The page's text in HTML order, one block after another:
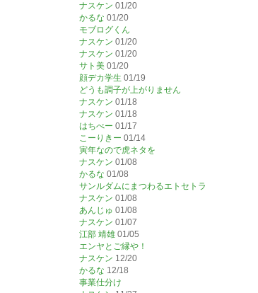
ナスケン 01/20
かるな 01/20
モブログくん
ナスケン 01/20
ナスケン 01/20
サト美 01/20
顔デカ学生 01/19
どうも調子が上がりません
ナスケン 01/18
ナスケン 01/18
はちべー 01/17
こーりきー 01/14
寅年なので虎ネタを
ナスケン 01/08
かるな 01/08
サンルダムにまつわるエトセトラ
ナスケン 01/08
あんじゅ 01/08
ナスケン 01/07
江部 靖雄 01/05
エンヤとご縁や！
ナスケン 12/20
かるな 12/18
事業仕分け